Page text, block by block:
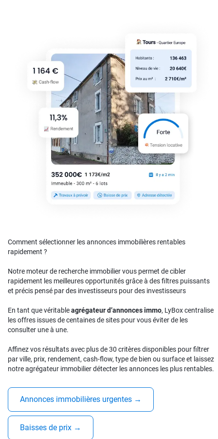
Comment sélectionner les annonces immobilières rentables
rapidement ?
Notre moteur de recherche immobilier vous permet de cibler
rapidement les meilleures opportunités grâce à des filtres puissants
et précis pensé par des investisseurs pour des investisseurs
En tant que véritableagrégateur d’annonces immo, LyBox centralise
les offres issues de centaines de sites pour vous éviter de les
consulter une à une.
Affinez vos résultats avec plus de 30 critères disponibles pour filtrer
par ville, prix, rendement, cash-flow, type de bien ou surface et laissez
notre agrégateur immobilier détecter les annonces les plus rentables.
Annonces immobilières urgentes →
Baisses de prix →